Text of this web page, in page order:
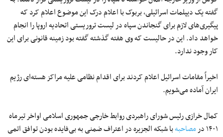
گفته یک دیپلمات اسرائیلی، بربوک با اعلام درک این موضوع اعلام کرد که
پیگیری‌‌های لازم برای گنجاندن سپاه در لیست تروریستی اتحادیه اروپا را انجام
خواهد داد. این در حالیست که وی هفته گذشته گفته بود زمینه قانونی برای این
کار وجود ندارد.
اخیراً مقامات اسرائیل اعلام کردند برای اقدام نظامی علیه مراکز هسته‌ای رژیم
ایران آماده می‌شویم.
کمال خرازی رئیس شورای راهبردی روابط خارجی جمهوری اسلامی اواخر تیرماه
۱۴۰۱ در
مصاحبهبا شبکه الجزیره در اعتراف ضمنی به بی‌فایده بودن توافق اتمی